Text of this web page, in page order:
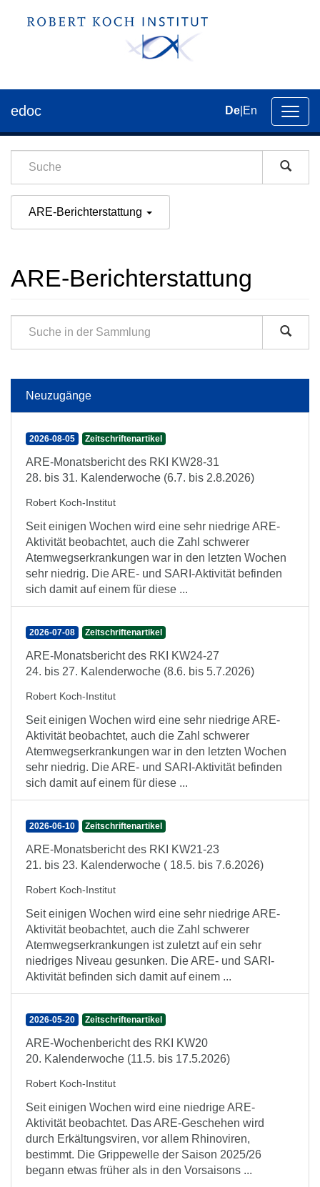
der
edoc De En
ARE-Berichterstattung
ARE-Berichterstattung
Neuzugänge
2026-08-05 Zeitschriftenartikel
ARE-Monatsbericht des RKI KW28-31
28. bis 31. Kalenderwoche (6.7. bis 2.8.2026)
Robert Koch-Institut
Seit einigen Wochen wird eine sehr niedrige ARE-
Aktivität beobachtet, auch die Zahl schwerer
Atemwegserkrankungen war in den letzten Wochen
sehr niedrig. Die ARE- und SARI-Aktivität befinden
sich damit auf einem für diese ...
2026-07-08 Zeitschriftenartikel
ARE-Monatsbericht des RKI KW24-27
24. bis 27. Kalenderwoche (8.6. bis 5.7.2026)
Robert Koch-Institut
Seit einigen Wochen wird eine sehr niedrige ARE-
Aktivität beobachtet, auch die Zahl schwerer
Atemwegserkrankungen war in den letzten Wochen
sehr niedrig. Die ARE- und SARI-Aktivität befinden
sich damit auf einem für diese ...
2026-06-10 Zeitschriftenartikel
ARE-Monatsbericht des RKI KW21-23
21. bis 23. Kalenderwoche ( 18.5. bis 7.6.2026)
Robert Koch-Institut
Seit einigen Wochen wird eine sehr niedrige ARE-
Aktivität beobachtet, auch die Zahl schwerer
Atemwegserkrankungen ist zuletzt auf ein sehr
niedriges Niveau gesunken. Die ARE- und SARI-
Aktivität befinden sich damit auf einem ...
2026-05-20 Zeitschriftenartikel
ARE-Wochenbericht des RKI KW20
20. Kalenderwoche (11.5. bis 17.5.2026)
Robert Koch-Institut
Seit einigen Wochen wird eine niedrige ARE-
Aktivität beobachtet. Das ARE-Geschehen wird
durch Erkältungsviren, vor allem Rhinoviren,
bestimmt. Die Grippewelle der Saison 2025/26
begann etwas früher als in den Vorsaisons ...